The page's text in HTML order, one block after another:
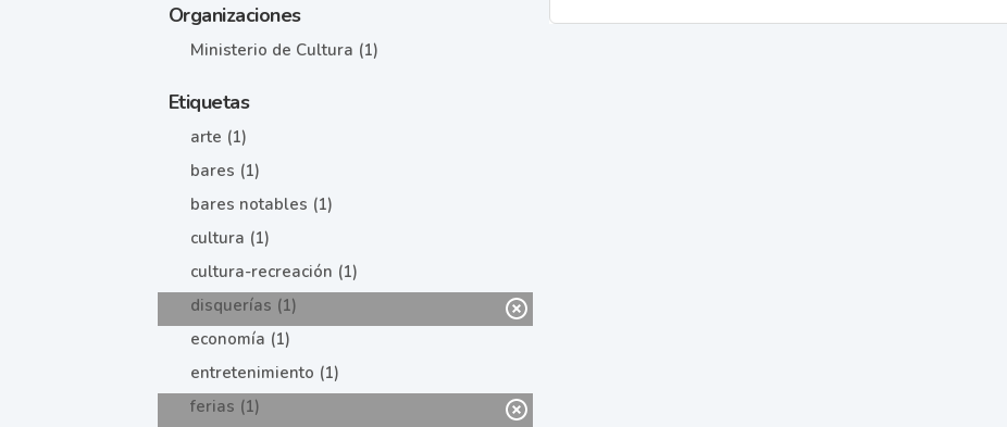
Organizaciones
Ministerio de Cultura (1)
Etiquetas
arte (1)
bares (1)
bares notables (1)
cultura (1)
cultura-recreación (1)
disquerías (1)
economía (1)
entretenimiento (1)
ferias (1)